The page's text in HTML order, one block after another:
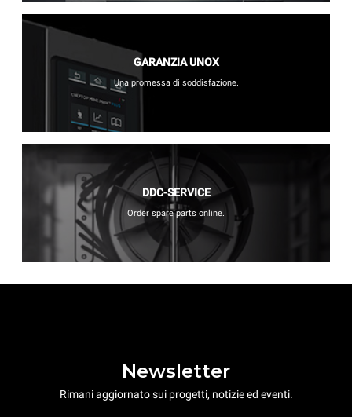
GARANZIA UNOX
Una promessa di soddisfazione.
DDC-SERVICE
Order spare parts online.
Newsletter
Rimani aggiornato sui progetti, notizie ed eventi.